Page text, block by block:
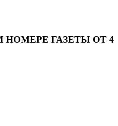
ГАЗЕТЫ ОТ 4